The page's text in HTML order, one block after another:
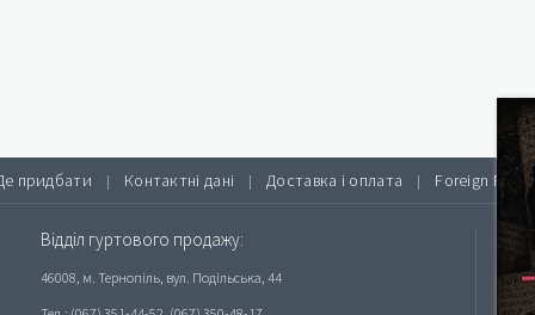
придбати | Контактні дані | Доставка і оплата | Foreign Rights
Відділ гуртового продажу:
46008, м. Тернопіль, вул. Подільська, 44